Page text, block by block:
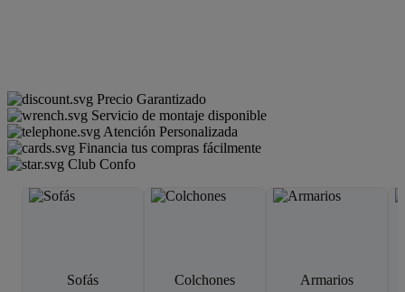
Precio Garantizado
Servicio de montaje disponible
Atención Personalizada
Financia tus compras fácilmente
Club Confo
Sofás Colchones Armarios